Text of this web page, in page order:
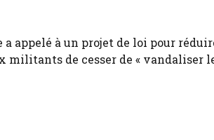
appelé à un projet de loi pour
de cesser de « vandaliser